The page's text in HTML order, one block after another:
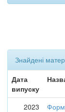
Знайдені
Дата
випуску
2023